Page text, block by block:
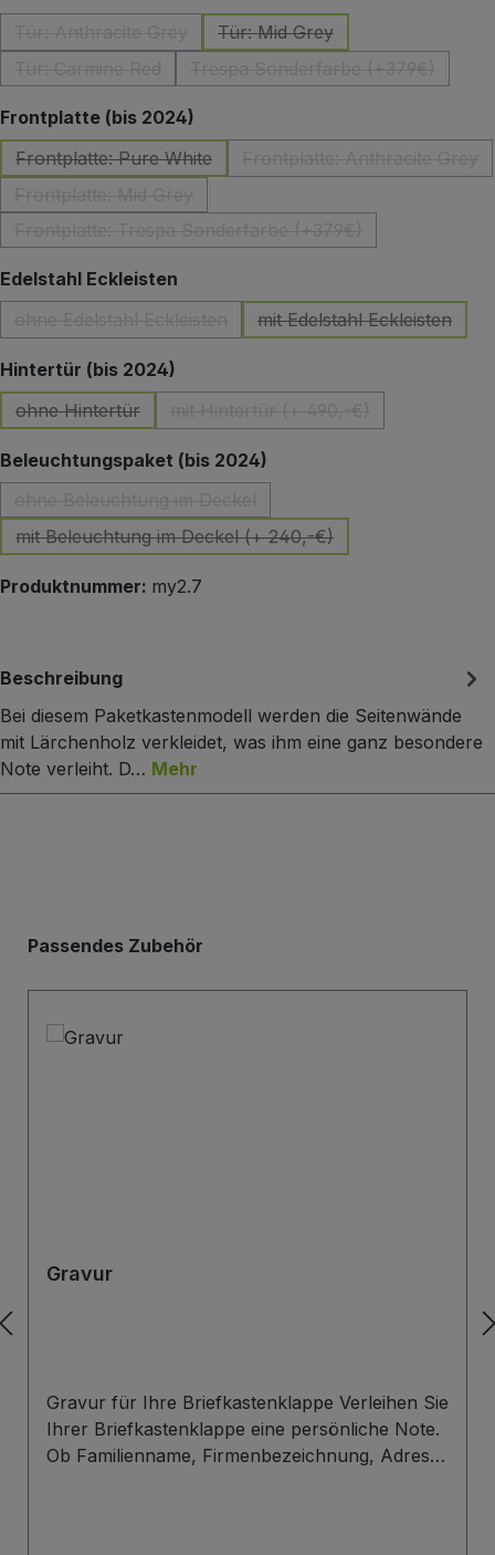
(Diese Option ist zurzeit nicht verfügbar.)
Tür: Mid Grey
(Diese Option ist zurzeit nicht
(Diese Option ist zurzeit nicht verfügbar.)(Diese Option ist zurzeit
Frontplatte (bis 2024)
Frontplatte: Pure White
(Diese Option ist zurzeit nicht verfügbar.)
(Diese Option ist zurzeit nicht verfügbar.)
(Diese Option ist zurzeit nicht verfügbar.)
Edelstahl Eckleisten
(Diese Option ist zurzeit nicht verfügbar.)
mit Edelstahl Eckleisten
(Diese Option ist
Hintertür (bis 2024)
ohne Hintertür
(Diese Option ist zurzeit nicht verfügbar.)
Beleuchtungspaket (bis 2024)
(Diese Option ist zurzeit nicht verfügbar.)
mit Beleuchtung im Deckel (+ 240,-€)
(Diese Option ist zurzeit nicht verfügbar.)
Produktnummer: my2.7
Beschreibung
Bei diesem Paketkastenmodell werden die Seitenwände
mit Lärchenholz verkleidet, was ihm eine ganz besondere
Note verleiht. D… Mehr
Produktgalerie überspringen
Passendes Zubehör
Gravur
Gravur für Ihre Briefkastenklappe Verleihen Sie
Ihrer Briefkastenklappe eine persönliche Note.
Ob Familienname, Firmenbezeichnung, Adresse